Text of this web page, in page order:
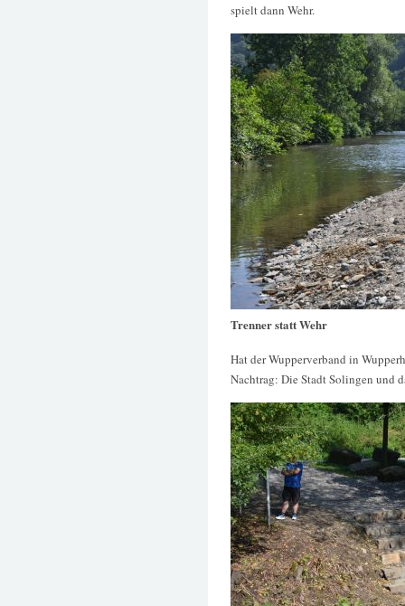
spielt dann Wehr.
Trenner statt Wehr
Hat der Wupperverband in
Nachtrag: Die Stadt Solingen und